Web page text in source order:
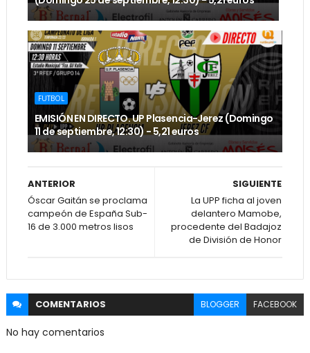
FUTBOL
EMISIÓN EN DIRECTO. UP Plasencia-Jerez (Domingo
11 de septiembre, 12:30) - 5,21 euros
SIGUIENTE
La UPP ficha al joven
delantero Mamobe,
procedente del Badajoz
de División de Honor
ANTERIOR
Óscar Gaitán se proclama
campeón de España Sub-
16 de 3.000 metros lisos
COMENTARIOS BLOGGER FACEBOOK
No hay comentarios